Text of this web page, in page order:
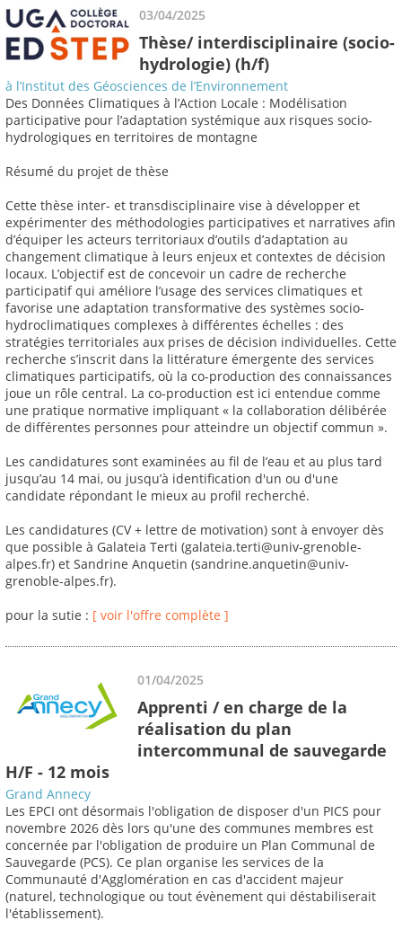
03/04/2025
Thèse/ interdisciplinaire (socio-
hydrologie) (h/f)
à l’Institut des Géosciences de l’Environnement
Des Données Climatiques à l’Action Locale : Modélisation
participative pour l’adaptation systémique aux risques socio-
hydrologiques en territoires de montagne
Résumé du projet de thèse
Cette thèse inter- et transdisciplinaire vise à développer et
expérimenter des méthodologies participatives et narratives afin
d’équiper les acteurs territoriaux d’outils d’adaptation au
changement climatique à leurs enjeux et contextes de décision
locaux. L’objectif est de concevoir un cadre de recherche
participatif qui améliore l’usage des services climatiques et
favorise une adaptation transformative des systèmes socio-
hydroclimatiques complexes à différentes échelles : des
stratégies territoriales aux prises de décision individuelles. Cette
recherche s’inscrit dans la littérature émergente des services
climatiques participatifs, où la co-production des connaissances
joue un rôle central. La co-production est ici entendue comme
une pratique normative impliquant « la collaboration délibérée
de différentes personnes pour atteindre un objectif commun ».
Les candidatures sont examinées au fil de l’eau et au plus tard
jusqu’au 14 mai, ou jusqu’à identification d'un ou d'une
candidate répondant le mieux au profil recherché.
Les candidatures (CV + lettre de motivation) sont à envoyer dès
que possible à Galateia Terti (galateia.terti@univ-grenoble-
alpes.fr) et Sandrine Anquetin (sandrine.anquetin@univ-
grenoble-alpes.fr).
pour la sutie : [ voir l'offre complète ]
01/04/2025
Apprenti / en charge de la
réalisation du plan
intercommunal de sauvegarde
H/F - 12 mois
Grand Annecy
Les EPCI ont désormais l'obligation de disposer d'un PICS pour
novembre 2026 dès lors qu'une des communes membres est
concernée par l'obligation de produire un Plan Communal de
Sauvegarde (PCS). Ce plan organise les services de la
Communauté d'Agglomération en cas d'accident majeur
(naturel, technologique ou tout évènement qui déstabiliserait
l'établissement).